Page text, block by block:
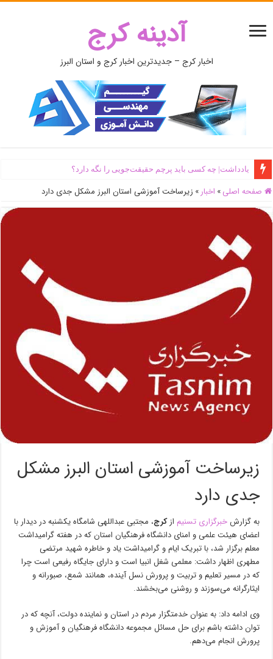
آدینه کرج
اخبار کرج – جدیدترین اخبار کرج و استان البرز
یادداشت| ‌چه کسی باید پرچم حقیقت‌جویی را نگه دارد؟
صفحه اصلی » اخبار » زیرساخت آموزشی استان البرز مشکل جدی دارد
زیرساخت آموزشی استان البرز مشکل
جدی دارد
به گزارشخبرگزاری تسنیم ازکرج، مجتبی عبداللهی شامگاه یکشنبه در دیدار با
اعضای هیئت علمی و امنای دانشگاه فرهنگیان استان که در هفته گرامیداشت
معلم برگزار شد، با تبریک ایام و گرامیداشت یاد و خاطره شهید مرتضی
مطهری اظهار داشت: معلمی شغل انبیا است و دارای جایگاه رفیعی است چرا
که در مسیر تعلیم و تربیت و پرورش نسل آینده، همانند شمع، صبورانه و
ایثارگرانه می‌سوزند و روشنی می‌بخشند.
وی ادامه داد: به عنوان خدمتگزار مردم در استان و نماینده دولت، آنچه که در
توان داشته باشم برای حل مسائل مجموعه دانشگاه فرهنگیان و آموزش و
پرورش انجام می‌دهم.